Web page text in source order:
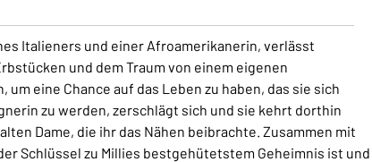
Italieners und einer Afroamerikanerin, verlässt
und dem Traum von einem eigenen
eine Chance auf das Leben zu haben, das sie sich
zu werden, zerschlägt sich und sie kehrt dorthin
Dame, die ihr das Nähen beibrachte. Zusammen mit
Schlüssel zu Millies bestgehütetstem Geheimnis ist und